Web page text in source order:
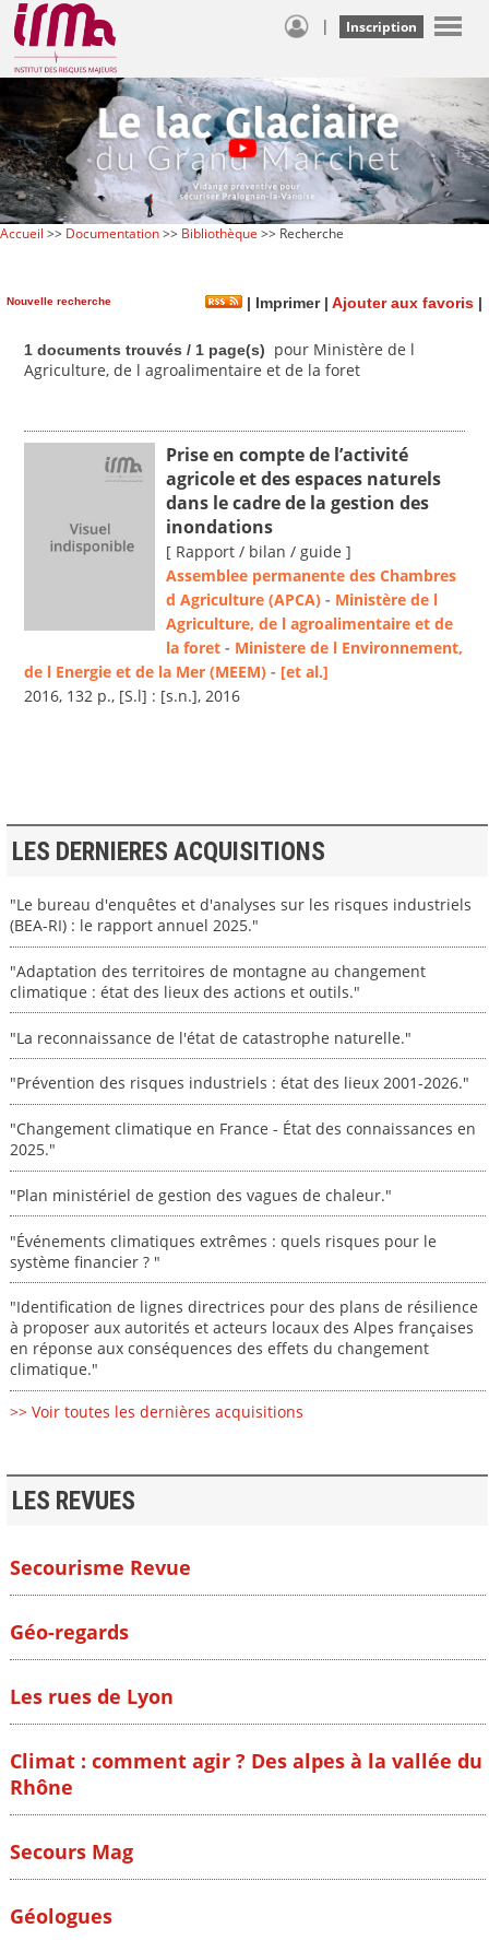
| Inscription
Accueil >> Documentation>> Bibliothèque >> Recherche
Nouvelle recherche | Imprimer| Ajouter aux favoris |
1 documents trouvés / 1 page(s)
pour Ministère de l
Agriculture, de l agroalimentaire et de la foret
Prise en compte de l’activité
agricole et des espaces naturels
dans le cadre de la gestion des
inondations
[ Rapport / bilan / guide ]
Assemblee permanente des Chambres
d Agriculture (APCA) - Ministère de l
Agriculture, de l agroalimentaire et de
la foret - Ministere de l Environnement,
de l Energie et de la Mer (MEEM) - [et al.]
2016, 132 p., [S.l] : [s.n.], 2016
LES DERNIERES ACQUISITIONS
"Le bureau d'enquêtes et d'analyses sur les risques industriels
(BEA-RI) : le rapport annuel 2025."
"Adaptation des territoires de montagne au changement
climatique : état des lieux des actions et outils."
"La reconnaissance de l'état de catastrophe naturelle."
"Prévention des risques industriels : état des lieux 2001-2026."
"Changement climatique en France - État des connaissances en
2025."
"Plan ministériel de gestion des vagues de chaleur."
"Événements climatiques extrêmes : quels risques pour le
système financier ? "
"Identification de lignes directrices pour des plans de résilience
à proposer aux autorités et acteurs locaux des Alpes françaises
en réponse aux conséquences des effets du changement
climatique."
>> Voir toutes les dernières acquisitions
LES REVUES
Secourisme Revue
Géo-regards
Les rues de Lyon
Climat : comment agir ? Des alpes à la vallée du
Rhône
Secours Mag
Géologues